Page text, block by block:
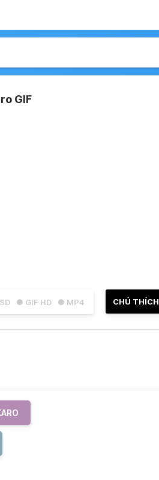
GIF
● GIF HD ● MP4 CHÚ THÍCH